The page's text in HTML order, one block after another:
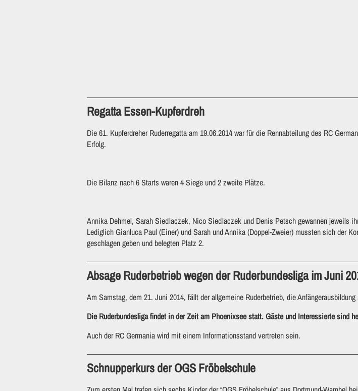
Regatta Essen-Kupferdreh
Die 61. Kupferdreher Ruderregatta am 19.06.2014 war für die Rennabteilung des RC
Erfolg.
Die Bilanz nach 6 Starts waren 4 Siege und 2 zweite Plätze.
Annika Dehmel, Sarah Siedlaczek, Nico Siedlaczek und Denis Petsch gewannen jeweils
Lediglich Gianluca Paul (Einer) und Sarah und Annika (Doppel-Zweier) mussten sich der
geschlagen geben und belegten Platz 2.
Absage Ruderbetrieb wegen der Ruderbundesliga im Juni
Am Samstag, dem 21. Juni 2014, fällt der allgemeine Ruderbetrieb, die
Die Ruderbundesliga findet in der Zeit am Phoenixsee statt. Gäste und Interessierte sind
Auch der RC Germania wird mit einem Informationsstand vertreten sein.
Schnupperkurs der OGS Fröbelschule